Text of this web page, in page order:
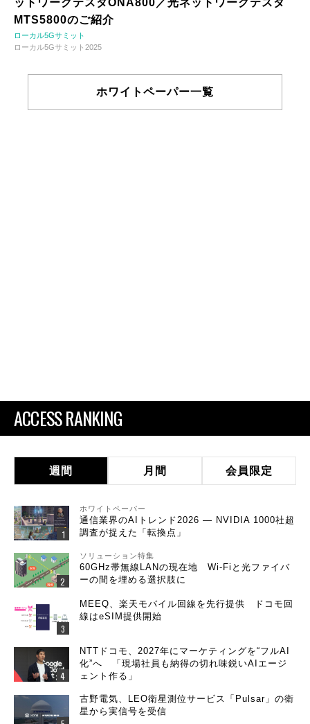
ットワークテスタONA800／光ネットワークテスタ
MTS5800のご紹介
ローカル5Gサミット
ローカル5Gサミット2025
ホワイトペーパー一覧
ACCESS RANKING
週間 月間 会員限定
ホワイトペーパー
通信業界のAIトレンド2026 ― NVIDIA 1000社超
調査が捉えた「転換点」
ソリューション特集
60GHz帯無線LANの現在地 Wi-Fiと光ファイバ
ーの間を埋める選択肢に
MEEQ、楽天モバイル回線を先行提供 ドコモ回
線はeSIM提供開始
NTTドコモ、2027年にマーケティングを“フルAI
化”へ 「現場社員も納得の切れ味鋭いAIエージ
ェント作る」
古野電気、LEO衛星測位サービス「Pulsar」の衛
星から実信号を受信